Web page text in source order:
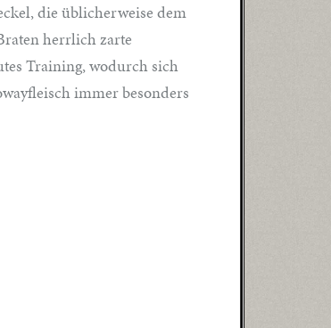
die üblicherweise dem
herrlich zarte
Training, wodurch sich
immer besonders